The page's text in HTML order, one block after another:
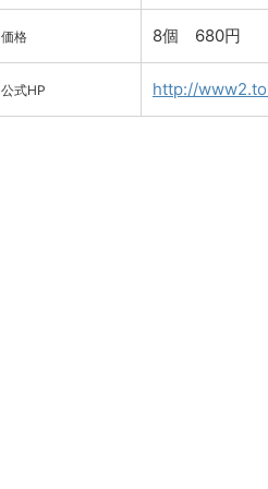
価格 8個 680円
公式HP http://